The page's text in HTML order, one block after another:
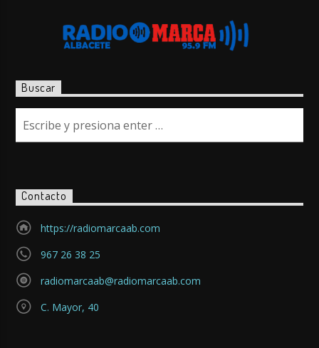
Buscar
Contacto
https://radiomarcaab.com
967 26 38 25
radiomarcaab@radiomarcaab.com
C. Mayor, 40